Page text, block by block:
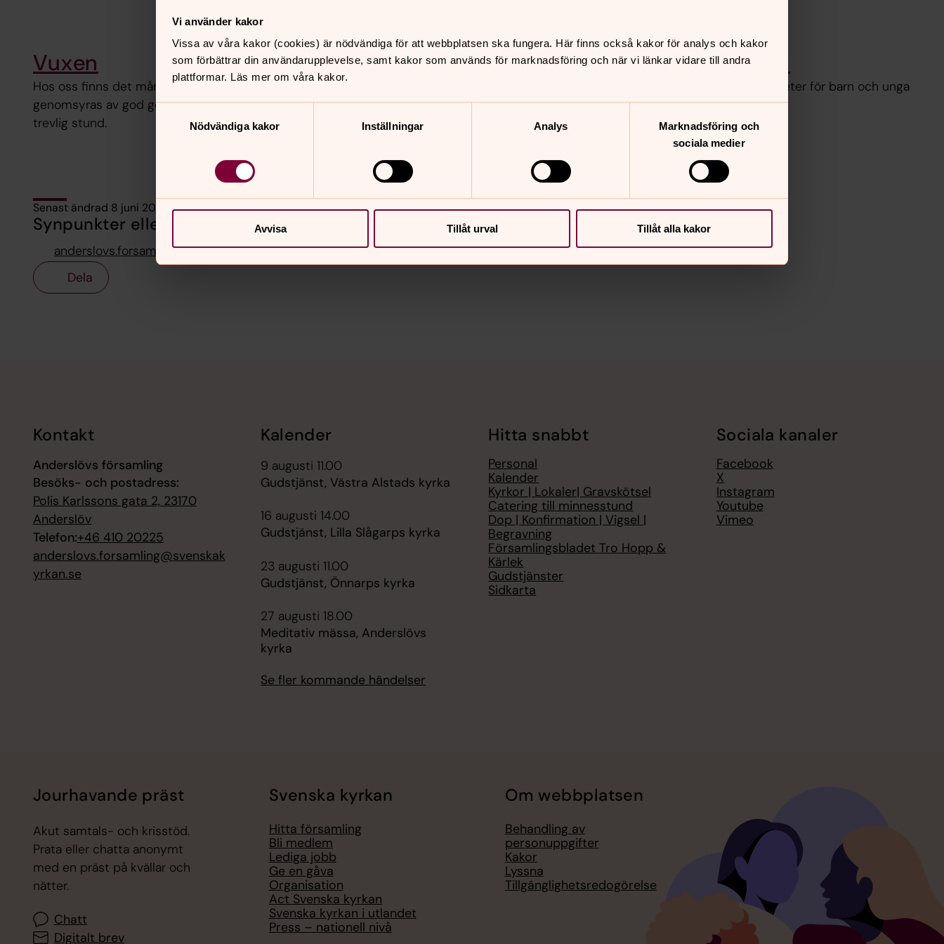
Vi använder kakor
Vissa av våra kakor (cookies) är nödvändiga för att webbplatsen ska fungera. Här finns också kakor för analys och kakor
som förbättrar din användarupplevelse, samt kakor som används för marknadsföring och när vi länkar vidare till andra
plattformar. Läs mer om våra kakor.
Samtyckesval
Nödvändiga kakor
Inställningar Analys
Marknadsföring och
sociala medier
Avvisa Tillåt urval Tillåt alla kakor
Vuxen
Hos oss finns det många olika aktiviteter som
genomsyras av god gemenskap, god fika & en
trevlig stund.
Kör & musik
"Musik ska byggas utav glädje. Av glädje bygger
man musik!"
Barn & ungdom
Läs om våra olika verksamheter för barn och unga
här!
Senast ändrad 8 juni 2026
Synpunkter eller frågor på sidans innehåll?
anderslovs.forsamling@svenskakyrkan.se
Dela
Kontakt
Anderslövs församling
Besöks- och postadress:
Polis Karlssons gata 2, 23170
Anderslöv
Telefon:+46 410 20225
anderslovs.forsamling@svenskak
yrkan.se
Kalender
9 augusti 11.00
Gudstjänst, Västra Alstads kyrka
16 augusti 14.00
Gudstjänst, Lilla Slågarps kyrka
23 augusti 11.00
Gudstjänst, Önnarps kyrka
27 augusti 18.00
Meditativ mässa, Anderslövs
kyrka
Se fler kommande händelser
Hitta snabbt
Personal
Kalender
Kyrkor | Lokaler| Gravskötsel
Catering till minnesstund
Dop | Konfirmation | Vigsel |
Begravning
Församlingsbladet Tro Hopp &
Kärlek
Gudstjänster
Sidkarta
Sociala kanaler
Facebook
X
Instagram
Youtube
Vimeo
Jourhavande präst
Akut samtals- och krisstöd.
Prata eller chatta anonymt
med en präst på kvällar och
nätter.
Chatt
Digitalt brev
Svenska kyrkan
Hitta församling
Bli medlem
Lediga jobb
Ge en gåva
Organisation
Act Svenska kyrkan
Svenska kyrkan i utlandet
Press – nationell nivå
Om webbplatsen
Behandling av
personuppgifter
Kakor
Lyssna
Tillgänglighetsredogörelse